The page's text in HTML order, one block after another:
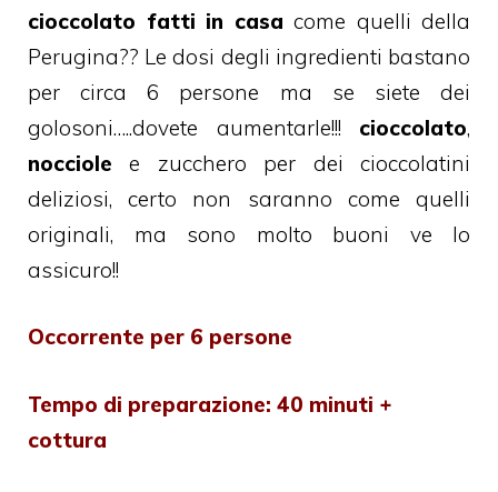
cioccolato fatti in casa come quelli della
Perugina?? Le dosi degli ingredienti bastano
per circa 6 persone ma se siete dei
golosoni…..dovete aumentarle!!! cioccolato,
nocciole e zucchero per dei cioccolatini
deliziosi, certo non saranno come quelli
originali, ma sono molto buoni ve lo
assicuro!!
Occorrente per 6 persone
Tempo di preparazione: 40 minuti +
cottura